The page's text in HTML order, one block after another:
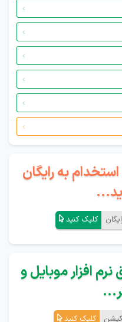
به رایگان
کلیک کنید
افزار موبایل و
کلیک کنید